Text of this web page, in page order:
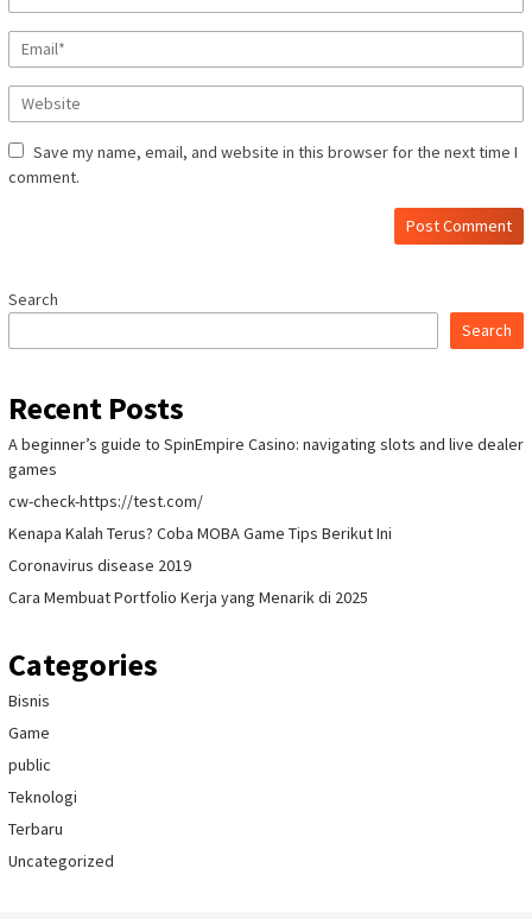
Save my name, email, and website in this browser for the next time I
comment.
Search
Search
Recent Posts
A beginner’s guide to SpinEmpire Casino: navigating slots and live dealer
games
cw-check-https://test.com/
Kenapa Kalah Terus? Coba MOBA Game Tips Berikut Ini
Coronavirus disease 2019
Cara Membuat Portfolio Kerja yang Menarik di 2025
Categories
Bisnis
Game
public
Teknologi
Terbaru
Uncategorized